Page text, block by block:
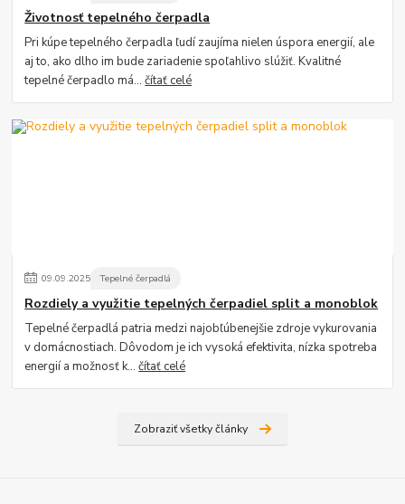
Životnosť tepelného čerpadla
Pri kúpe tepelného čerpadla ľudí zaujíma nielen úspora energií, ale
aj to, ako dlho im bude zariadenie spoľahlivo slúžiť. Kvalitné
tepelné čerpadlo má...čítať celé
09.09.2025 Tepelné čerpadlá
Rozdiely a využitie tepelných čerpadiel split a monoblok
Tepelné čerpadlá patria medzi najobľúbenejšie zdroje vykurovania
v domácnostiach. Dôvodom je ich vysoká efektivita, nízka spotreba
energií a možnosť k...čítať celé
Zobraziť všetky články